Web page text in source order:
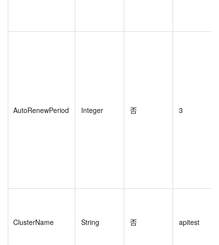
AutoRenewPeriod Integer 否 3
ClusterName String 否 apitest